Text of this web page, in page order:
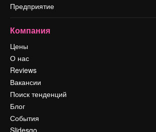
Предприятие
Компания
Цены
О нас
Reviews
Вакансии
Поиск тенденций
Блог
События
Slidesgo